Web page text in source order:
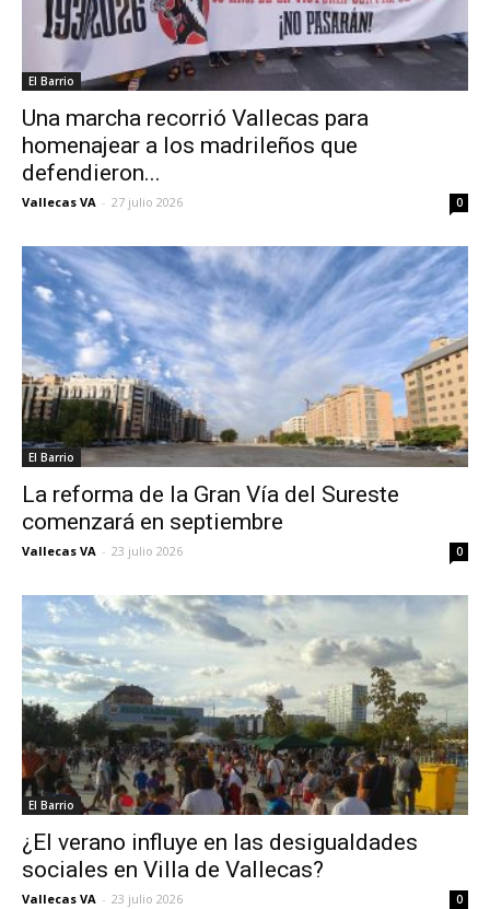
El Barrio
Una marcha recorrió Vallecas para
homenajear a los madrileños que
defendieron...
Vallecas VA - 27 julio 2026 0
El Barrio
La reforma de la Gran Vía del Sureste
comenzará en septiembre
Vallecas VA - 23 julio 2026 0
El Barrio
¿El verano influye en las desigualdades
sociales en Villa de Vallecas?
Vallecas VA - 23 julio 2026 0